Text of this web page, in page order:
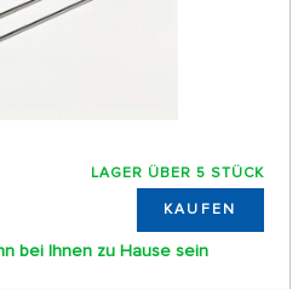
LAGER ÜBER 5 STÜCK
KAUFEN
bei Ihnen zu Hause sein